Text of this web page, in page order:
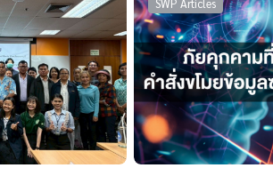
SWP Articles